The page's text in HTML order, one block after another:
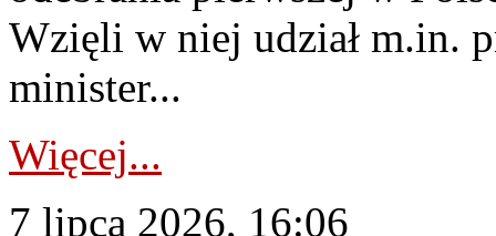
Wzięli w niej udział m.in.
minister...
Więcej...
7 lipca 2026, 16:06